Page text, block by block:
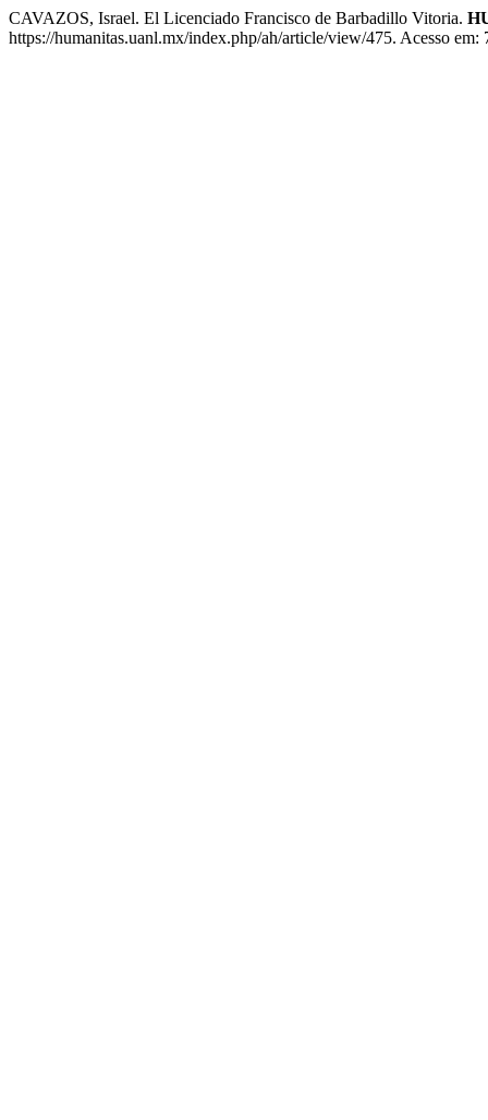
CAVAZOS, Israel. El Licenciado Francisco de Barbadillo Vitoria.
https://humanitas.uanl.mx/index.php/ah/article/view/475. Acesso em: